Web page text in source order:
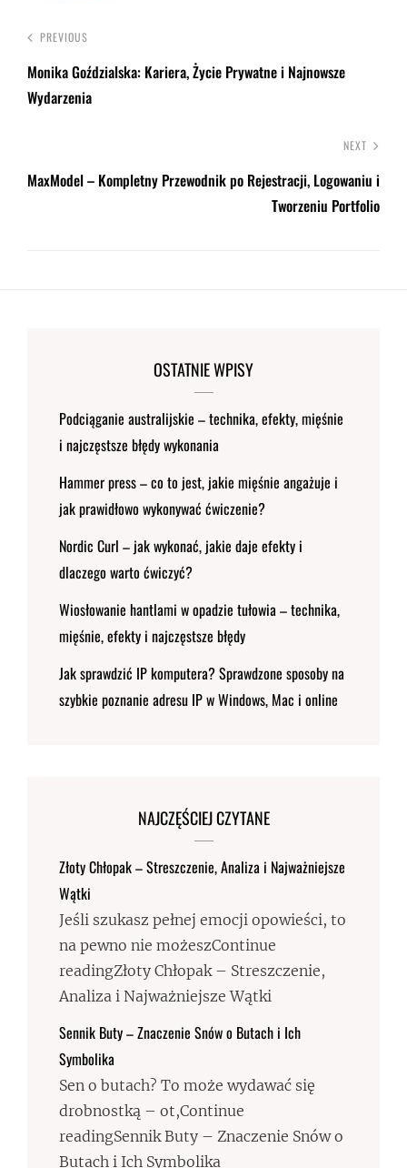
PREVIOUS
Monika Goździalska: Kariera, Życie Prywatne i Najnowsze
Wydarzenia
NEXT
MaxModel – Kompletny Przewodnik po Rejestracji, Logowaniu i
Tworzeniu Portfolio
OSTATNIE WPISY
Podciąganie australijskie – technika, efekty, mięśnie
i najczęstsze błędy wykonania
Hammer press – co to jest, jakie mięśnie angażuje i
jak prawidłowo wykonywać ćwiczenie?
Nordic Curl – jak wykonać, jakie daje efekty i
dlaczego warto ćwiczyć?
Wiosłowanie hantlami w opadzie tułowia – technika,
mięśnie, efekty i najczęstsze błędy
Jak sprawdzić IP komputera? Sprawdzone sposoby na
szybkie poznanie adresu IP w Windows, Mac i online
NAJCZĘŚCIEJ CZYTANE
Złoty Chłopak – Streszczenie, Analiza i Najważniejsze
Wątki
Jeśli szukasz pełnej emocji opowieści, to
na pewno nie możeszContinue
readingZłoty Chłopak – Streszczenie,
Analiza i Najważniejsze Wątki
Sennik Buty – Znaczenie Snów o Butach i Ich
Symbolika
Sen o butach? To może wydawać się
drobnostką – ot,Continue
readingSennik Buty – Znaczenie Snów o
Butach i Ich Symbolika